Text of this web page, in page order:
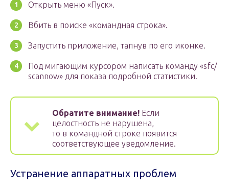
Открыть меню «Пуск».
Вбить в поиске «командная строка».
Запустить приложение, тапнув по его иконке.
Под мигающим курсором написать команду «sfc/
scannow» для показа подробной статистики.
Обратите внимание! Если
целостность не нарушена,
то в командной строке появится
соответствующее уведомление.
Устранение аппаратных проблем